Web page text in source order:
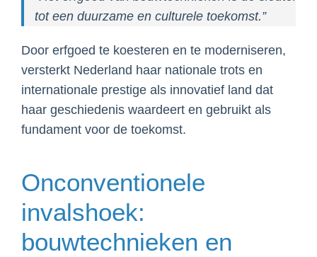
tot een duurzame en culturele toekomst.”
Door erfgoed te koesteren en te moderniseren,
versterkt Nederland haar nationale trots en
internationale prestige als innovatief land dat
haar geschiedenis waardeert en gebruikt als
fundament voor de toekomst.
Onconventionele
invalshoek:
bouwtechnieken en